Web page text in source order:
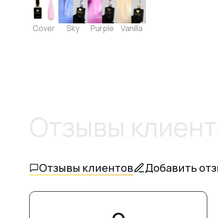
Cover Sky Purple Vanilla
Отзывы клиентов Добавить